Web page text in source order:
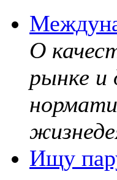
О
рынке и
Ищу